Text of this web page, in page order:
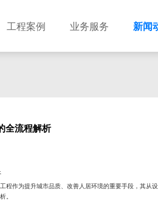
工程案例 业务服务 新闻
全流程解析
程作为提升城市品质、改善人居环境的重要手段，其从
。